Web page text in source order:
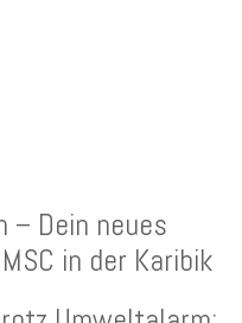
– Dein neues
in der Karibik